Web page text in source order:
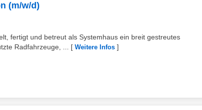
(m/w/d)
fertigt und betreut als Systemhaus ein breit gestreutes
Radfahrzeuge, ...
[ Weitere Infos ]